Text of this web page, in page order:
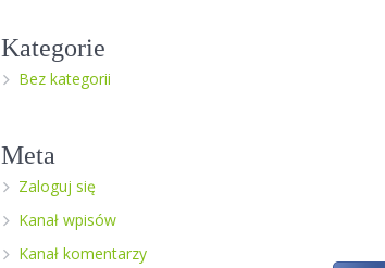
Kategorie
Bez kategorii
Meta
Zaloguj się
Kanał wpisów
Kanał komentarzy